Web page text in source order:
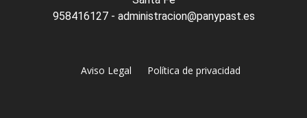
958416127 - administracion@panypast.es
Aviso Legal Política de privacidad